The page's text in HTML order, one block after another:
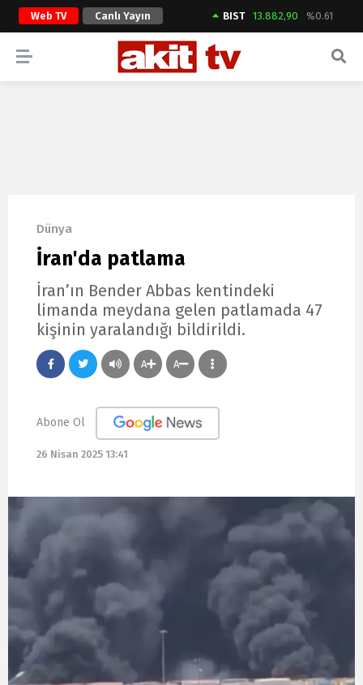
Web TV Canlı Yayın BIST 13.882,90 %0.61
ARAMA YAP
Dünya
İran'da patlama
İran’ın Bender Abbas kentindeki
limanda meydana gelen patlamada 47
kişinin yaralandığı bildirildi.
A A
Abone Ol
26 Nisan 2025 13:41